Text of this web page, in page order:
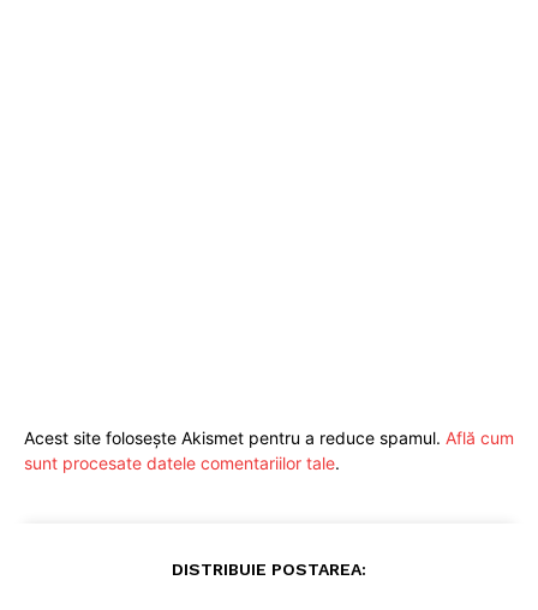
Acest site folosește Akismet pentru a reduce spamul. Află cum
sunt procesate datele comentariilor tale.
DISTRIBUIE POSTAREA: